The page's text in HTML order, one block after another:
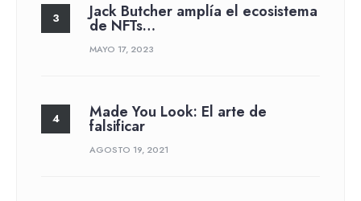
Jack Butcher amplía el ecosistema
de NFTs…
MAYO 17, 2023
Made You Look: El arte de
falsificar
AGOSTO 19, 2021